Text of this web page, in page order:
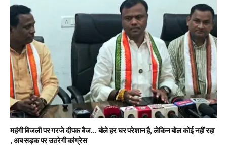
महंगी बिजली पर गरजे दीपक बैज… बोले हर घर परेशान है, लेकिन बोल कोई नहीं रहा
, अब सड़क पर उतरेगी कांग्रेस